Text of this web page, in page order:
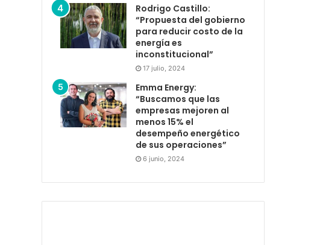
Rodrigo Castillo:
“Propuesta del gobierno
para reducir costo de la
energía es
inconstitucional”
17 julio, 2024
Emma Energy:
“Buscamos que las
empresas mejoren al
menos 15% el
desempeño energético
de sus operaciones”
6 junio, 2024